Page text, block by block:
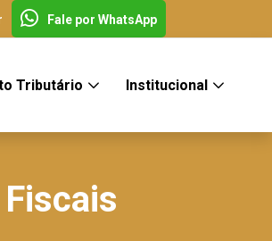
Fale por WhatsApp
Tributário Institucional